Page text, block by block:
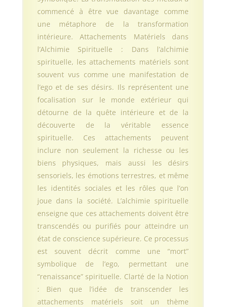
commencé à être vue davantage comme
une métaphore de la transformation
intérieure. Attachements Matériels dans
l’Alchimie Spirituelle : Dans l’alchimie
spirituelle, les attachements matériels sont
souvent vus comme une manifestation de
l’ego et de ses désirs. Ils représentent une
focalisation sur le monde extérieur qui
détourne de la quête intérieure et de la
découverte de la véritable essence
spirituelle. Ces attachements peuvent
inclure non seulement la richesse ou les
biens physiques, mais aussi les désirs
sensoriels, les émotions terrestres, et même
les identités sociales et les rôles que l’on
joue dans la société. L’alchimie spirituelle
enseigne que ces attachements doivent être
transcendés ou purifiés pour atteindre un
état de conscience supérieure. Ce processus
est souvent décrit comme une “mort”
symbolique de l’ego, permettant une
“renaissance” spirituelle. Clarté de la Notion
: Bien que l’idée de transcender les
attachements matériels soit un thème